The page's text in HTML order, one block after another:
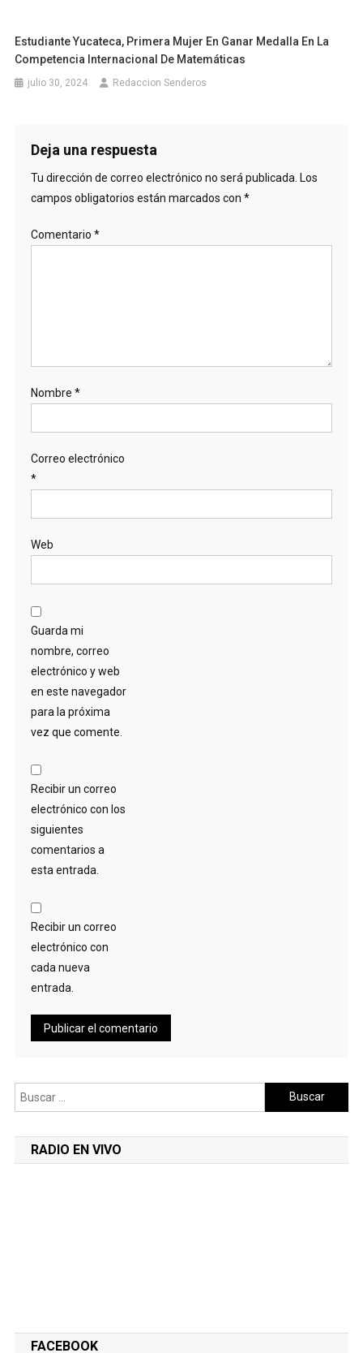
Estudiante Yucateca, Primera Mujer En Ganar Medalla En La
Competencia Internacional De Matemáticas
julio 30, 2024 Redaccion Senderos
Deja una respuesta
Tu dirección de correo electrónico no será publicada. Los
campos obligatorios están marcados con *
Comentario *
Nombre *
Correo electrónico
*
Web
Guarda mi
nombre, correo
electrónico y web
en este navegador
para la próxima
vez que comente.
Recibir un correo
electrónico con los
siguientes
comentarios a
esta entrada.
Recibir un correo
electrónico con
cada nueva
entrada.
Buscar:
RADIO EN VIVO
FACEBOOK